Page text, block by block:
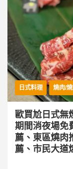
日式料理 燒肉/
歐買尬日式無
期間消夜場免
薦、東區燒肉
薦、市民大道